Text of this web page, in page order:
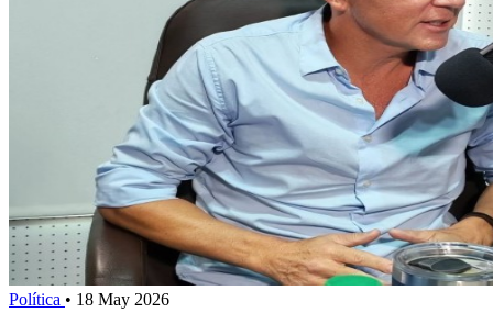
Política • 18 May 2026